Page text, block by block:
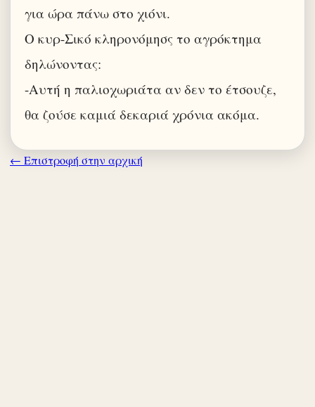
για ώρα πάνω στο χιόνι.
Ο κυρ-Σικό κληρονόμησς το αγρόκτημα
δηλώνοντας:
-Αυτή η παλιοχωριάτα αν δεν το έτσουζε,
θα ζούσε καμιά δεκαριά χρόνια ακόμα.
← Επιστροφή στην αρχική